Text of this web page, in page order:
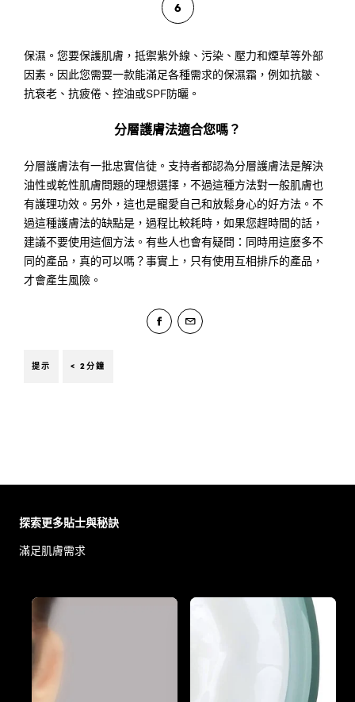
6
保濕。您要保護肌膚，抵禦紫外線、污染、壓力和煙草等外部
因素。因此您需要一款能滿足各種需求的保濕霜，例如抗皺、
抗衰老、抗疲倦、控油或SPF防曬。
分層護膚法適合您嗎？
分層護膚法有一批忠實信徒。支持者都認為分層護膚法是解決
油性或乾性肌膚問題的理想選擇，不過這種方法對一般肌膚也
有護理功效。另外，這也是寵愛自己和放鬆身心的好方法。不
過這種護膚法的缺點是，過程比較耗時，如果您趕時間的話，
建議不要使用這個方法。有些人也會有疑問：同時用這麼多不
同的產品，真的可以嗎？事實上，只有使用互相排斥的產品，
才會產生風險。
提示 < 2分鐘
探索更多貼士與秘訣
滿足肌膚需求